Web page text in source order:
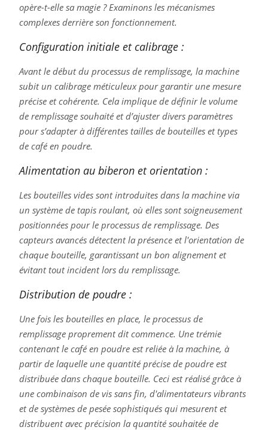
opère-t-elle sa magie ? Examinons les mécanismes
complexes derrière son fonctionnement.
Configuration initiale et calibrage :
Avant le début du processus de remplissage, la machine
subit un calibrage méticuleux pour garantir une mesure
précise et cohérente. Cela implique de définir le volume
de remplissage souhaité et d’ajuster divers paramètres
pour s’adapter à différentes tailles de bouteilles et types
de café en poudre.
Alimentation au biberon et orientation :
Les bouteilles vides sont introduites dans la machine via
un système de tapis roulant, où elles sont soigneusement
positionnées pour le processus de remplissage. Des
capteurs avancés détectent la présence et l'orientation de
chaque bouteille, garantissant un bon alignement et
évitant tout incident lors du remplissage.
Distribution de poudre :
Une fois les bouteilles en place, le processus de
remplissage proprement dit commence. Une trémie
contenant le café en poudre est reliée à la machine, à
partir de laquelle une quantité précise de poudre est
distribuée dans chaque bouteille. Ceci est réalisé grâce à
une combinaison de vis sans fin, d'alimentateurs vibrants
et de systèmes de pesée sophistiqués qui mesurent et
distribuent avec précision la quantité souhaitée de